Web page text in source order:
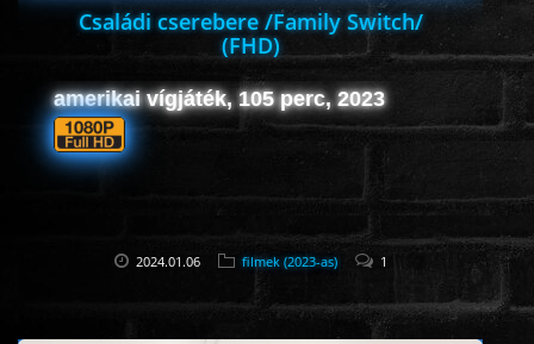
Családi cserebere /Family Switch/
(FHD)
amerikai vígjáték, 105 perc, 2023
2024.01.06 filmek (2023-as) 1